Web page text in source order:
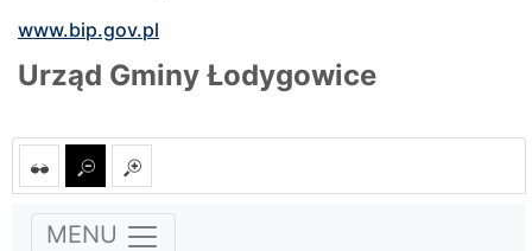
www.bip.gov.pl
Urząd Gminy Łodygowice
MENU